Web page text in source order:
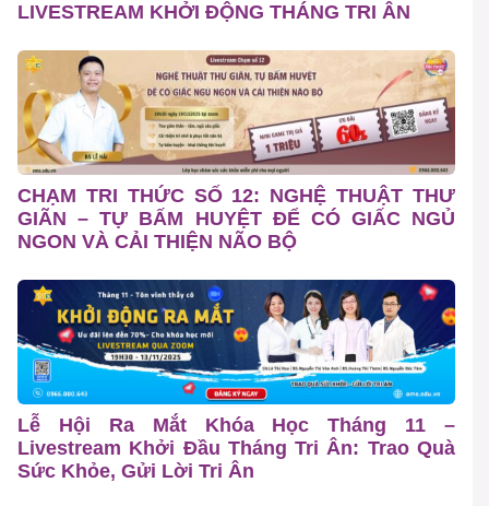
LIVESTREAM KHỞI ĐỘNG THÁNG TRI ÂN
CHẠM TRI THỨC SỐ 12: NGHỆ THUẬT THƯ
GIÃN – TỰ BẤM HUYỆT ĐỂ CÓ GIẤC NGỦ
NGON VÀ CẢI THIỆN NÃO BỘ
Lễ Hội Ra Mắt Khóa Học Tháng 11 –
Livestream Khởi Đầu Tháng Tri Ân: Trao Quà
Sức Khỏe, Gửi Lời Tri Ân